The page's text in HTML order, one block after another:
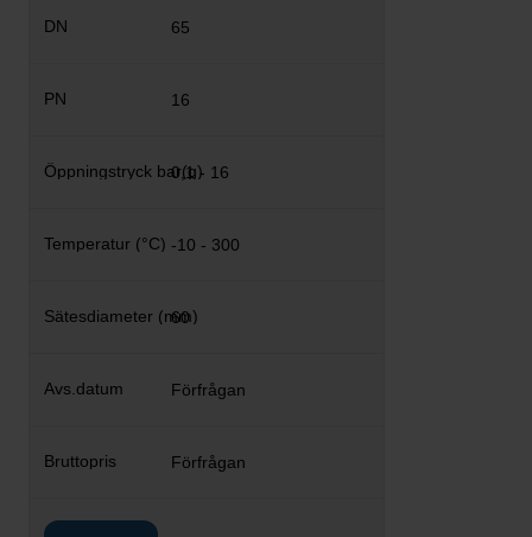
65
16
0,1 - 16
-10 - 300
60
Förfrågan
Förfrågan